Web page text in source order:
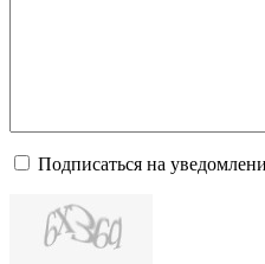
Подписаться на